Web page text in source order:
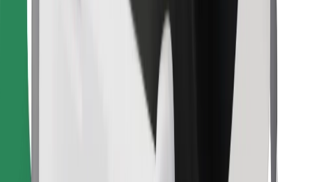
Encontrá tu comida favorita
Descargar la app de Bolt Food